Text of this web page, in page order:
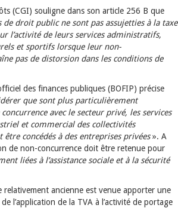
(CGI) souligne dans son article 256 B que
de droit public ne sont pas assujetties à la taxe
l’activité de leurs services administratifs,
et sportifs lorsque leur non-
pas de distorsion dans les conditions de
des finances publiques (BOFIP) précise
que sont plus particulièrement
avec le secteur privé, les services
et commercial des collectivités
concédés à des entreprises privées». A
de non-concurrence doit être retenue pour
liées à l’assistance sociale et à la sécurité
relativement ancienne est venue apporter une
l’application de la TVA à l’activité de portage